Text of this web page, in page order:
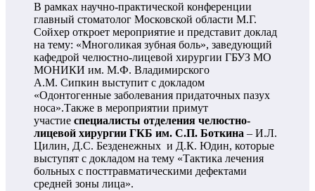
В рамках научно-практической конференции
главный стоматолог Московской области М.Г.
Сойхер откроет мероприятие и представит доклад
на тему: «Многоликая зубная боль», заведующий
кафедрой челюстно-лицевой хирургии ГБУЗ МО
МОНИКИ им. М.Ф. Владимирского
А.М. Сипкин выступит с докладом
«Одонтогенные заболевания придаточных пазух
носа».Также в мероприятии примут
участие специалисты отделения челюстно-
лицевой хирургии ГКБ им. С.П. Боткина – И.Л.
Цилин, Д.С. Безденежных и Д.К. Юдин, которые
выступят с докладом на тему «Тактика лечения
больных с посттравматическими дефектами
средней зоны лица».